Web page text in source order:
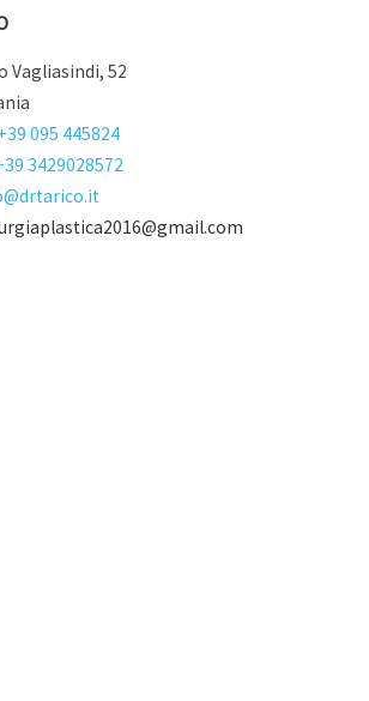
Vagliasindi, 52
095 445824
3429028572